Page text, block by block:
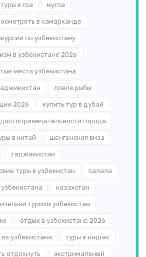
туры в гоа мугла
в самарканде
по узбекистану
в узбекистане 2026
места узбекистана
ловля рыбы
2026 купить тур в дубай
достопримечательности города
в китай шенгенская виза
таджикистан
туры в узбекистан салала
казахстан
туризм узбекистан
отдых в узбекистане 2026
из узбекистана туры в индию
отдохнуть экстримальный